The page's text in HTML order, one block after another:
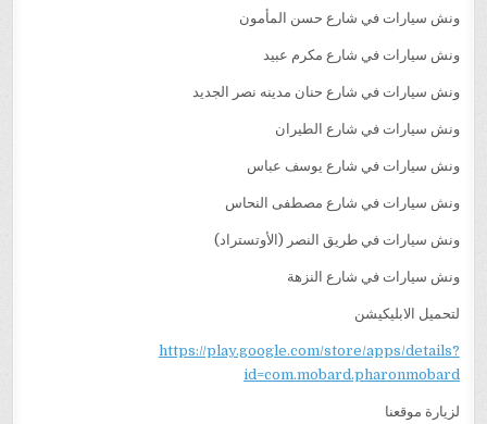
ونش سيارات في شارع حسن المأمون
ونش سيارات في شارع مكرم عبيد
ونش سيارات في شارع حنان مدينه نصر الجديد
ونش سيارات في شارع الطيران
ونش سيارات في شارع يوسف عباس
ونش سيارات في شارع مصطفى النحاس
ونش سيارات في طريق النصر (الأوتستراد)
ونش سيارات في شارع النزهة
لتحميل الابليكيشن
https://play.google.com/store/apps/details?
id=com.mobard.pharonmobard
لزيارة موقعنا